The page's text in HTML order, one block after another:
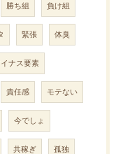
勝ち組 負け組
緊張 体臭
イナス要素
責任感 モテない
今でしょ
共稼ぎ 孤独